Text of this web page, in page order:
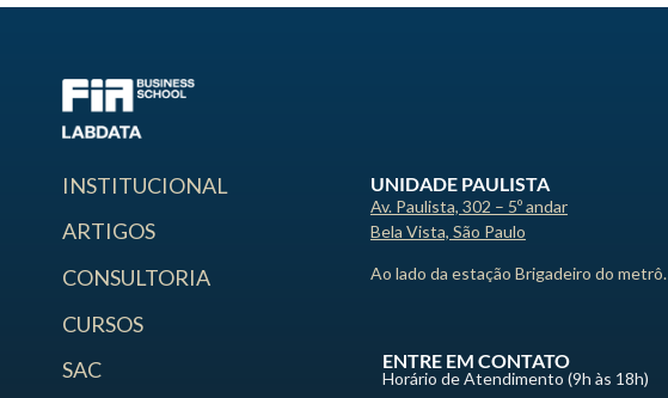
INSTITUCIONAL
ARTIGOS
CONSULTORIA
CURSOS
SAC
UNIDADE PAULISTA
Av. Paulista, 302 – 5º andar
Bela Vista, São Paulo
Ao lado da estação Brigadeiro do metrô.
ENTRE EM CONTATO
Horário de Atendimento (9h às 18h)